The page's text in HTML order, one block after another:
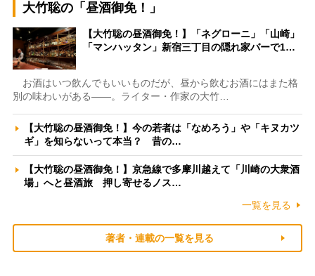
大竹聡の「昼酒御免！」
【大竹聡の昼酒御免！】「ネグローニ」「山崎」
「マンハッタン」新宿三丁目の隠れ家バーで1…
お酒はいつ飲んでもいいものだが、昼から飲むお酒にはまた格
別の味わいがある――。ライター・作家の大竹…
【大竹聡の昼酒御免！】今の若者は「なめろう」や「キヌカツ
ギ」を知らないって本当？ 昔の…
【大竹聡の昼酒御免！】京急線で多摩川越えて「川崎の大衆酒
場」へと昼酒旅 押し寄せるノス…
一覧を見る
著者・連載の一覧を見る